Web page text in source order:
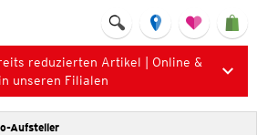
reduzierten Artikel | Online &
in unseren Filialen
Aufsteller